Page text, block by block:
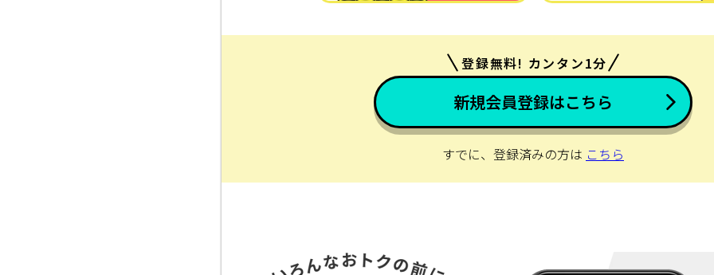
登録無料! カンタン1分
新規会員登録はこちら
すでに、登録済みの方は こちら